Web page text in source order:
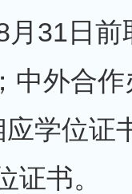
月31日
中外合
学位证
证书。